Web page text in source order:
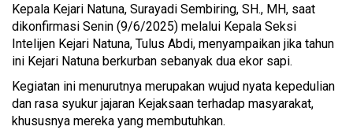
Kepala Kejari Natuna, Surayadi Sembiring, SH., MH, saat
dikonfirmasi Senin (9/6/2025) melalui Kepala Seksi
Intelijen Kejari Natuna, Tulus Abdi, menyampaikan jika tahun
ini Kejari Natuna berkurban sebanyak dua ekor sapi.
Kegiatan ini menurutnya merupakan wujud nyata kepedulian
dan rasa syukur jajaran Kejaksaan terhadap masyarakat,
khususnya mereka yang membutuhkan.